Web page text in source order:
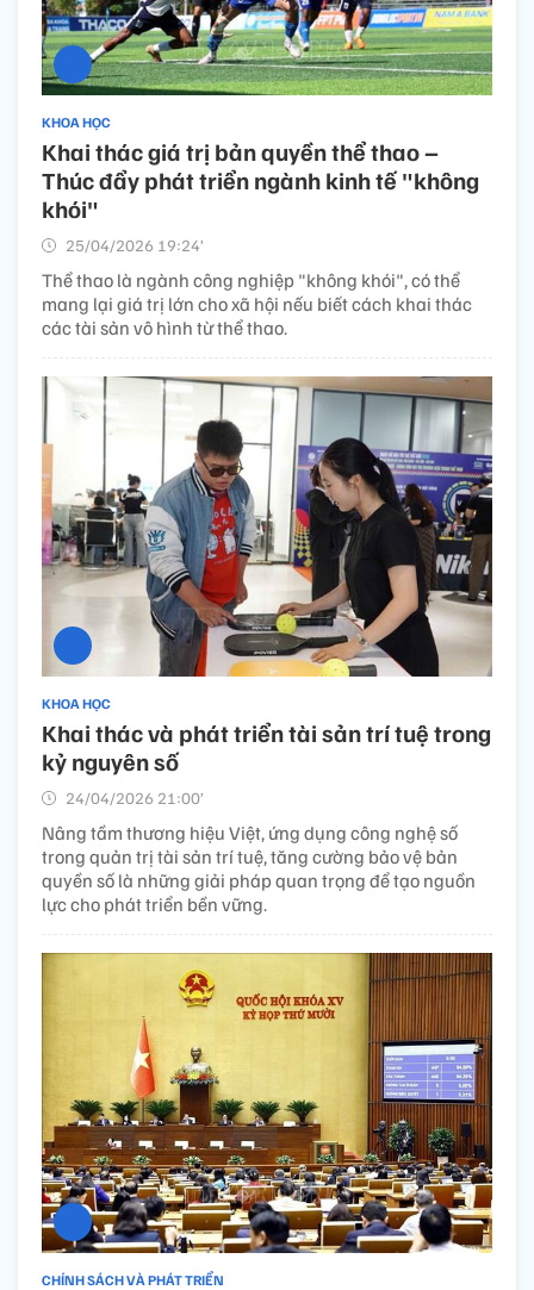
KHOA HỌC
Khai thác giá trị bản quyền thể thao –
Thúc đẩy phát triển ngành kinh tế "không
khói"
25/04/2026 19:24’
Thể thao là ngành công nghiệp "không khói", có thể
mang lại giá trị lớn cho xã hội nếu biết cách khai thác
các tài sản vô hình từ thể thao.
KHOA HỌC
Khai thác và phát triển tài sản trí tuệ trong
kỷ nguyên số
24/04/2026 21:00’
Nâng tầm thương hiệu Việt, ứng dụng công nghệ số
trong quản trị tài sản trí tuệ, tăng cường bảo vệ bản
quyền số là những giải pháp quan trọng để tạo nguồn
lực cho phát triển bền vững.
CHÍNH SÁCH VÀ PHÁT TRIỂN